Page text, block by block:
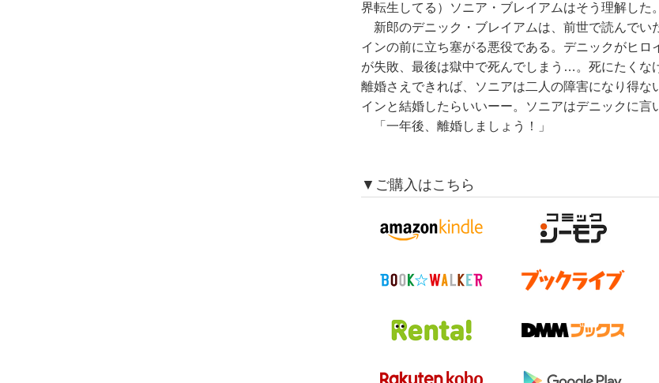
界転生してる）ソニア・ブレイアムはそう理解した。
新郎のデニック・ブレイアムは、前世で読んでい
インの前に立ち塞がる悪役である。デニックがヒ
が失敗、最後は獄中で死んでしまう…。死にたくな
離婚さえできれば、ソニアは二人の障害になり得
インと結婚したらいいーー。ソニアはデニックに言
「一年後、離婚しましょう！」
▼ご購入はこちら